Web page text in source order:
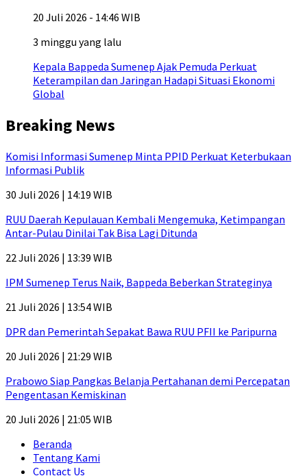
20 Juli 2026 - 14:46 WIB
3 minggu yang lalu
Kepala Bappeda Sumenep Ajak Pemuda Perkuat
Keterampilan dan Jaringan Hadapi Situasi Ekonomi
Global
Breaking News
Komisi Informasi Sumenep Minta PPID Perkuat Keterbukaan
Informasi Publik
30 Juli 2026 | 14:19 WIB
RUU Daerah Kepulauan Kembali Mengemuka, Ketimpangan
Antar-Pulau Dinilai Tak Bisa Lagi Ditunda
22 Juli 2026 | 13:39 WIB
IPM Sumenep Terus Naik, Bappeda Beberkan Strateginya
21 Juli 2026 | 13:54 WIB
DPR dan Pemerintah Sepakat Bawa RUU PFII ke Paripurna
20 Juli 2026 | 21:29 WIB
Prabowo Siap Pangkas Belanja Pertahanan demi Percepatan
Pengentasan Kemiskinan
20 Juli 2026 | 21:05 WIB
Beranda
Tentang Kami
Contact Us